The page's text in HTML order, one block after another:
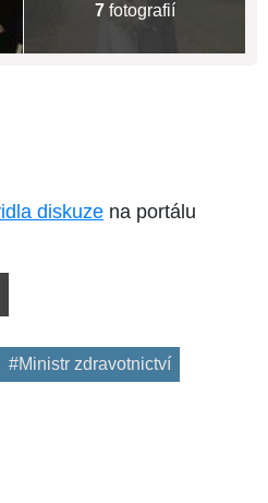
7fotografií
diskuze na portálu
#Ministr zdravotnictví